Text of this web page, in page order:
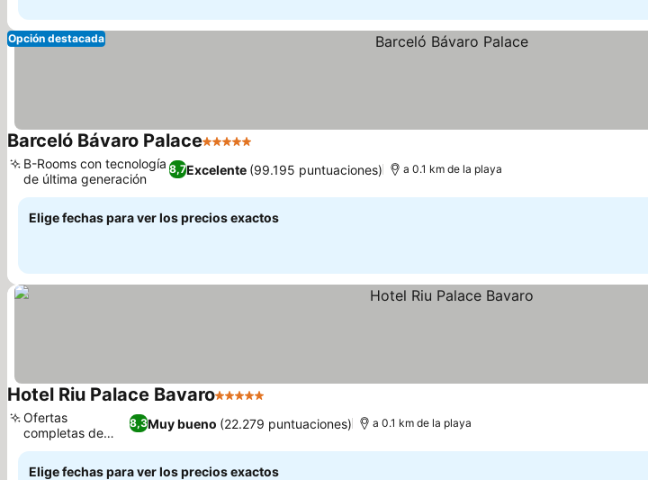
Opción destacada
Barceló Bávaro Palace5 Estrellas
8,7Excelente (99.195 puntuaciones)
B-Rooms con tecnología
de última generación
a 0.1 km de la playa
Elige fechas para ver los precios exactos
Hotel Riu Palace Bavaro5 Estrellas
8,3Muy bueno (22.279 puntuaciones)
Ofertas
completas de
bienestar
a 0.1 km de la playa
Elige fechas para ver los precios exactos